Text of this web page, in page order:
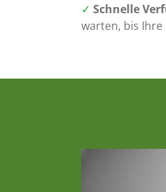
✓ Schnelle
warten, bis